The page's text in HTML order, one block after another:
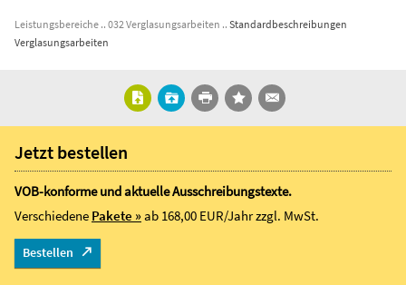
Leistungsbereiche 032 Verglasungsarbeiten
Standardbeschreibungen
Verglasungsarbeiten
Jetzt bestellen
VOB-konforme und aktuelle Ausschreibungstexte.
Verschiedene Pakete »ab 168,00 EUR/Jahrzzgl. MwSt.
Bestellen